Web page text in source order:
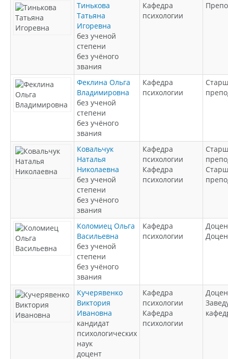
Тинькова
Татьяна
Игоревна
без ученой
степени
без учёного
звания
Кафедра
психологии
Феклина Ольга
Владимировна
без ученой
степени
без учёного
звания
Кафедра
психологии
Ковальчук
Наталья
Николаевна
без ученой
степени
без учёного
звания
Кафедра
психологии
Кафедра
психологии
Коломиец Ольга
Васильевна
без ученой
степени
без учёного
звания
Кафедра
психологии
Кучерявенко
Виктория
Ивановна
кандидат
психологических
наук
доцент
Кафедра
психологии
Кафедра
психологии